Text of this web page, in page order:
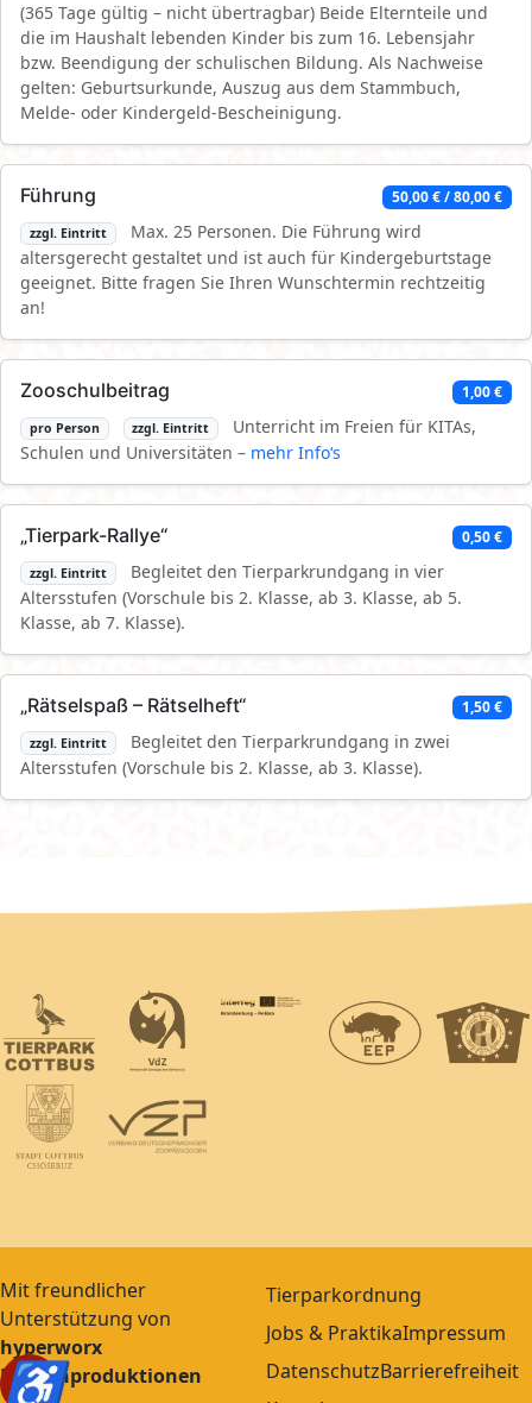
(365 Tage gültig – nicht übertragbar) Beide Elternteile und
die im Haushalt lebenden Kinder bis zum 16. Lebensjahr
bzw. Beendigung der schulischen Bildung. Als Nachweise
gelten: Geburtsurkunde, Auszug aus dem Stammbuch,
Melde- oder Kindergeld-Bescheinigung.
Führung 50,00 € / 80,00 €
zzgl. Eintritt
Max. 25 Personen. Die Führung wird
altersgerecht gestaltet und ist auch für Kindergeburtstage
geeignet. Bitte fragen Sie Ihren Wunschtermin rechtzeitig
an!
Zooschulbeitrag 1,00 €
pro Person zzgl. Eintritt
Unterricht im Freien für KITAs,
Schulen und Universitäten – mehr Info‘s
„Tierpark-Rallye“ 0,50 €
zzgl. Eintritt
Begleitet den Tierparkrundgang in vier
Altersstufen (Vorschule bis 2. Klasse, ab 3. Klasse, ab 5.
Klasse, ab 7. Klasse).
„Rätselspaß – Rätselheft“ 1,50 €
zzgl. Eintritt
Begleitet den Tierparkrundgang in zwei
Altersstufen (Vorschule bis 2. Klasse, ab 3. Klasse).
Mit freundlicher
Unterstützung von
hyperworx
Medienproduktionen
Tierparkordnung
Jobs & PraktikaImpressum
DatenschutzBarrierefreiheit
♿